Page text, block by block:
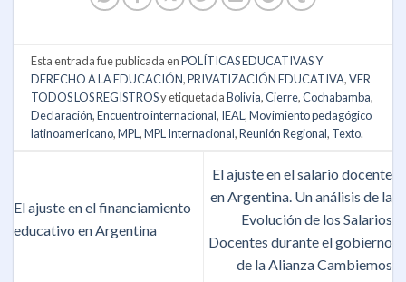
Esta entrada fue publicada enPOLÍTICAS EDUCATIVAS Y
DERECHO A LA EDUCACIÓN,PRIVATIZACIÓN EDUCATIVA,VER
TODOS LOS REGISTROSy etiquetadaBolivia,Cierre,Cochabamba,
Declaración,Encuentro internacional, IEAL,Movimiento pedagógico
latinoamericano,MPL,MPL Internacional,Reunión Regional, Texto.
El ajuste en el financiamiento
educativo en Argentina
El ajuste en el salario docente
en Argentina. Un análisis de la
Evolución de los Salarios
Docentes durante el gobierno
de la Alianza Cambiemos